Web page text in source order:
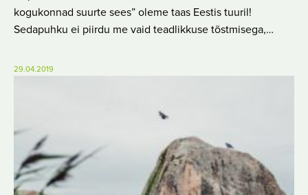
kogukonnad suurte sees” oleme taas Eestis tuuril!
Sedapuhku ei piirdu me vaid teadlikkuse tõstmisega,…
29.04.2019